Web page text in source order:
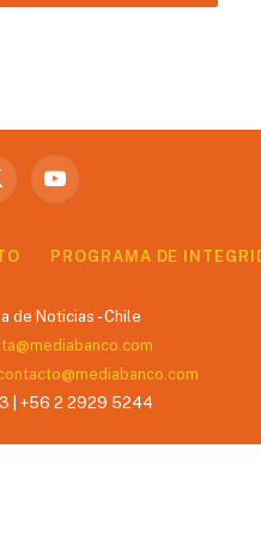
YouTube
PROGRAMA DE
de Noticias - Chile
| +56 2 2929 5244